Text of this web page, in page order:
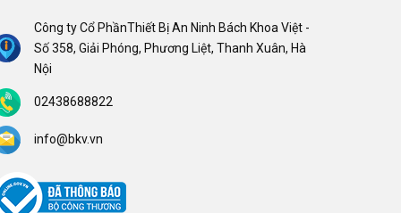
Công ty Cổ PhầnThiết Bị An Ninh Bách Khoa Việt -
Số 358, Giải Phóng, Phương Liệt, Thanh Xuân, Hà
Nội
02438688822
info@bkv.vn